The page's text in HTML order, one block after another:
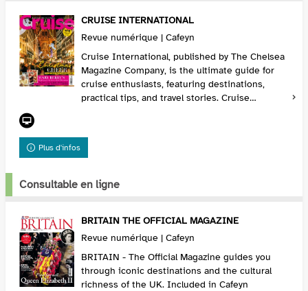
CRUISE INTERNATIONAL
Revue numérique | Cafeyn
Cruise International, published by The Chelsea
Magazine Company, is the ultimate guide for
cruise enthusiasts, featuring destinations,
practical tips, and travel stories. Cruise
Plus d'infos
Consultable en ligne
BRITAIN THE OFFICIAL MAGAZINE
Revue numérique | Cafeyn
BRITAIN - The Official Magazine guides you
through iconic destinations and the cultural
richness of the UK. Included in Cafeyn